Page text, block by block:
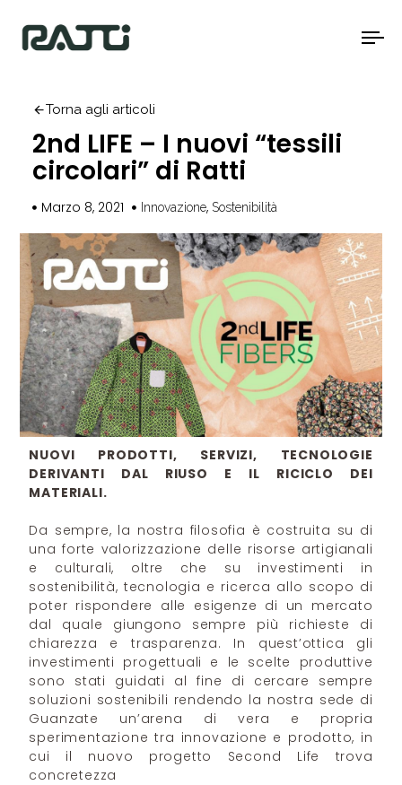
Torna agli articoli
2nd LIFE – I nuovi “tessili
circolari” di Ratti
Marzo 8, 2021 Innovazione, Sostenibilità
NUOVI PRODOTTI, SERVIZI, TECNOLOGIE
DERIVANTI DAL RIUSO E IL RICICLO DEI
MATERIALI.
Da sempre, la nostra filosofia è costruita su di
una forte valorizzazione delle risorse artigianali
e culturali, oltre che su investimenti in
sostenibilità, tecnologia e ricerca allo scopo di
poter rispondere alle esigenze di un mercato
dal quale giungono sempre più richieste di
chiarezza e trasparenza. In quest’ottica gli
investimenti progettuali e le scelte produttive
sono stati guidati al fine di cercare sempre
soluzioni sostenibili rendendo la nostra sede di
Guanzate un’arena di vera e propria
sperimentazione tra innovazione e prodotto, in
cui il nuovo progetto Second Life trova
concretezza